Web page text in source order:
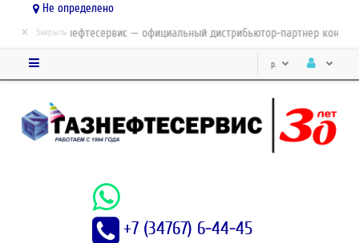
Не определено
ЗАО Газнефтесервис — официальный дистрибьютор-партнер
× Закрыть
р.
+7 (34767) 6-44-45